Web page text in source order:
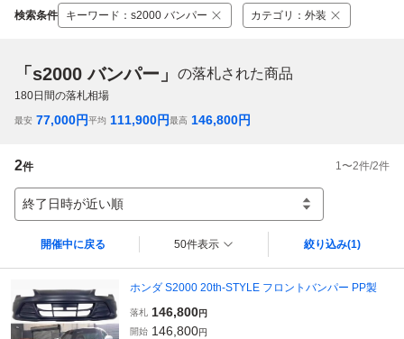
検索条件 キーワード ： s2000 バンパー カテゴリ ： 外装
「s2000 バンパー」 の落札された商品
180日間の落札相場
最安 77,000円平均 111,900円最高 146,800円
2件 1 〜2件/2件
終了日時が近い順
開催中に戻る 50件表示 絞り込み(1)
ホンダ S2000 20th-STYLE フロントバンパー PP製
落札 146,800円
開始 146,800円